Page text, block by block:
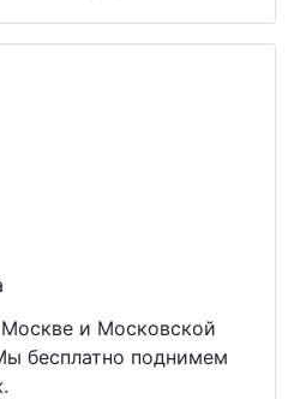
и Московской
бесплатно поднимем